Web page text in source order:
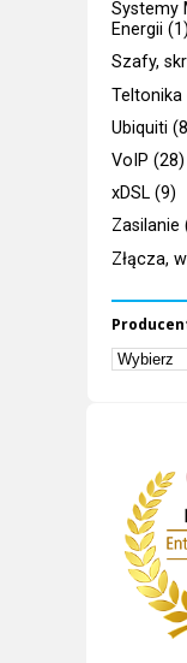
Systemy
Energii (1)
Szafy,
Teltonika
Ubiquiti
VoIP (28)
xDSL (9)
Zasilanie
Złącza,